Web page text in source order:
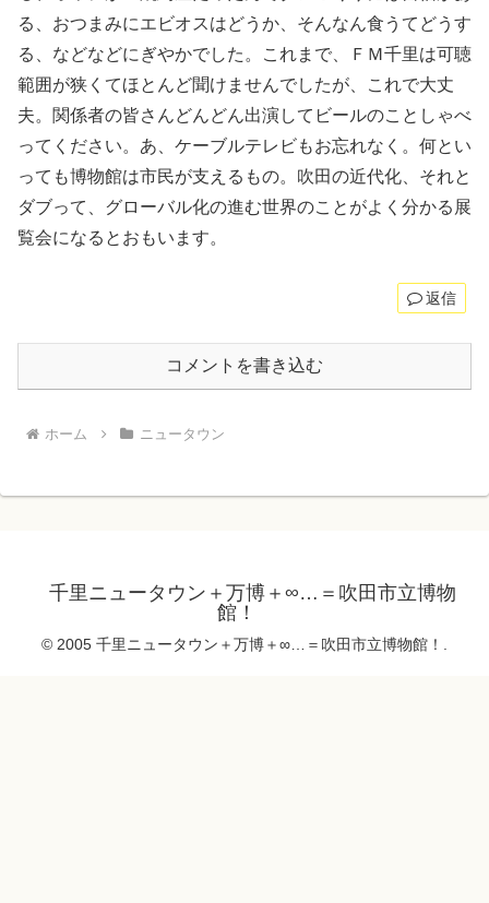
る、おつまみにエビオスはどうか、そんなん食うてどうす
る、などなどにぎやかでした。これまで、ＦＭ千里は可聴
範囲が狭くてほとんど聞けませんでしたが、これで大丈
夫。関係者の皆さんどんどん出演してビールのことしゃべ
ってください。あ、ケーブルテレビもお忘れなく。何とい
っても博物館は市民が支えるもの。吹田の近代化、それと
ダブって、グローバル化の進む世界のことがよく分かる展
覧会になるとおもいます。
返信
コメントを書き込む
ホーム ニュータウン
千里ニュータウン＋万博＋∞…＝吹田市立博物
館！
© 2005 千里ニュータウン＋万博＋∞…＝吹田市立博物館！.